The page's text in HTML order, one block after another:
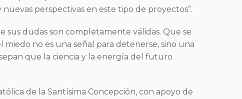
perspectivas en este tipo de proyectos”.
dudas son completamente válidas. Que se
no es una señal para detenerse, sino una
que la ciencia y la energía del futuro
de la Santísima Concepción, con apoyo de